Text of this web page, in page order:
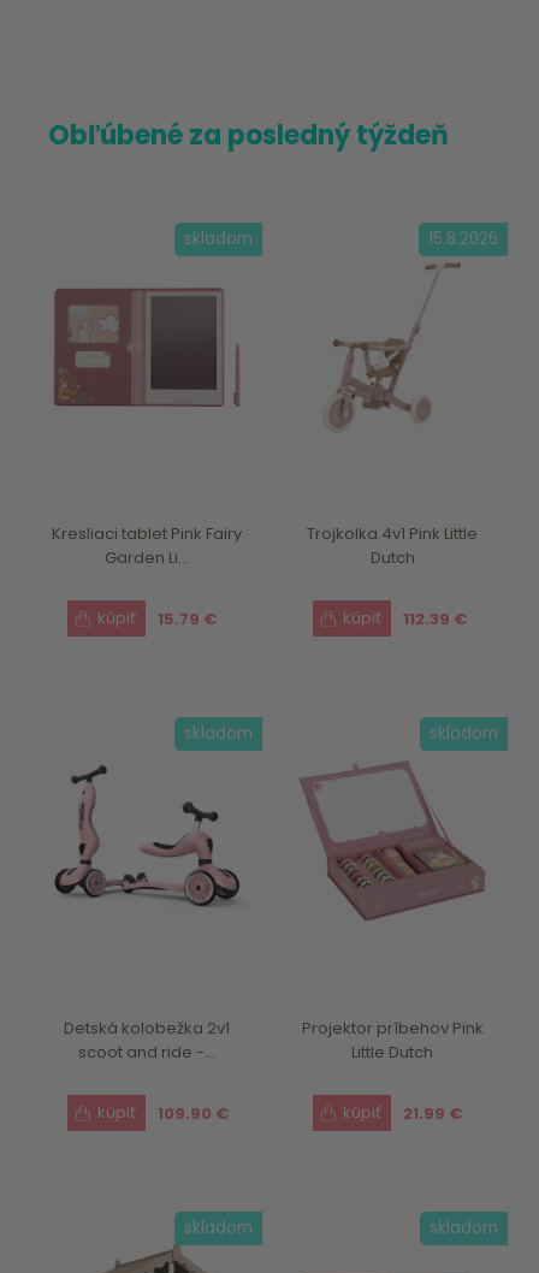
Obľúbené za posledný týždeň
Kresliaci tablet Pink Fairy
Garden Li...
15.79 €
skladom
Trojkolka 4v1 Pink Little
Dutch
112.39 €
15.8.2026
Detská kolobežka 2v1
scoot and ride -...
109.90 €
skladom
Projektor príbehov Pink
Little Dutch
21.99 €
skladom
skladom skladom